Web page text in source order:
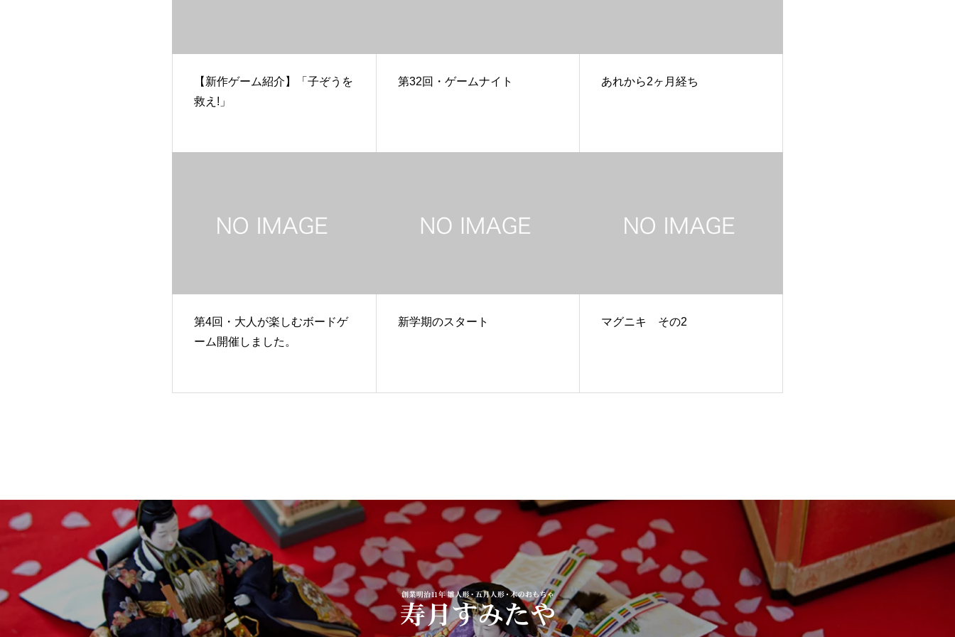
【新作ゲーム紹介】「子ぞうを
救え!」
第32回・ゲームナイト あれから2ヶ月経ち
第4回・大人が楽しむボードゲ
ーム開催しました。
新学期のスタート マグニキ その2